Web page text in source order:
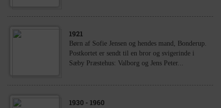
1921
Børn af Sofie Jensen og hendes mand, Bonderup.
Postkortet er sendt til en bror og svigerinde i
Sæby Præstehus: Valborg og Jens Peter...
1930 - 1960